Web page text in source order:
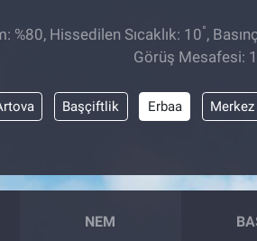
%80, Hissedilen Sıcaklık: 10°,
Görüş Mesafesi:
Başçiftlik Erbaa Merkez
NEM